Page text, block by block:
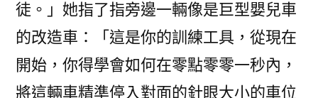
徒。」她指了指旁邊一輛像是巨型嬰兒車
的改造車：「這是你的訓練工具，從現在
開始，你得學會如何在零點零零一秒內，
將這輛車精準停入對面的針眼大小的車位